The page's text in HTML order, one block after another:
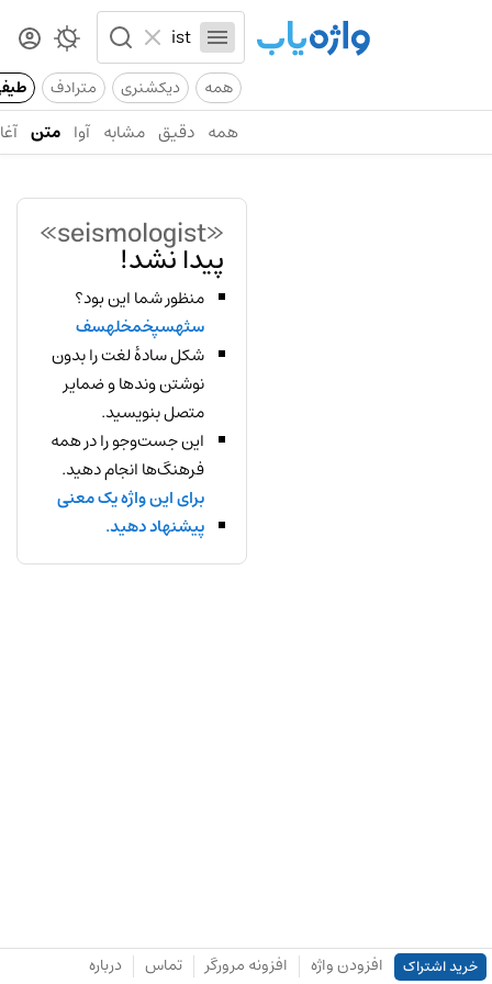
همه دیکشنری مترادف
همه دقیق مشابه آوا متن
«seismologist»
پیدا نشد!
منظور شما این بود؟
سثهسپخمخلهسف
شکل سادهٔ لغت را بدون
نوشتن وندها و ضمایر
متصل بنویسید.
این جست‌وجو را در همه
فرهنگ‌ها انجام دهید.
برای این واژه یک معنی
پیشنهاد دهید.
خرید اشتراک افزودن واژه افزونه مرورگر تماس درباره